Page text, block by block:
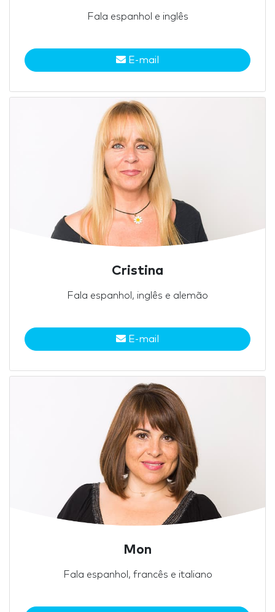
Fala espanhol e inglês
E-mail
Cristina
Fala espanhol, inglês e alemão
E-mail
Mon
Fala espanhol, francês e italiano